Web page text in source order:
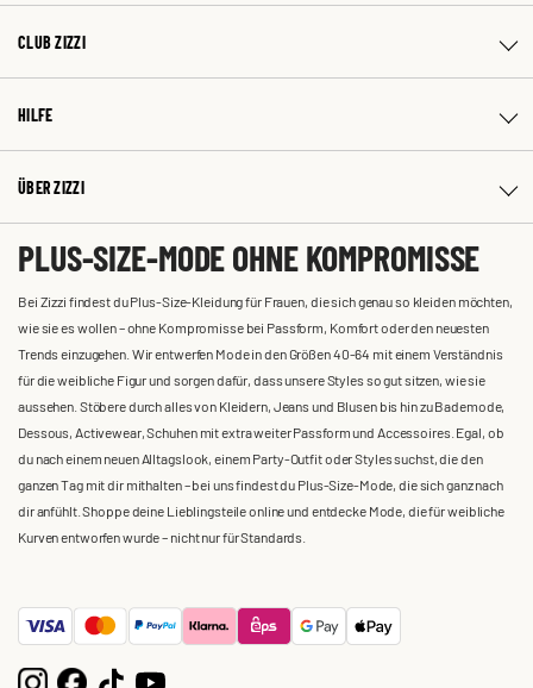
CLUB ZIZZI
HILFE
ÜBER ZIZZI
PLUS-SIZE-MODE OHNE KOMPROMISSE
Bei Zizzi findest du Plus-Size-Kleidung für Frauen, die sich genau so kleiden möchten,
wie sie es wollen – ohne Kompromisse bei Passform, Komfort oder den neuesten
Trends einzugehen. Wir entwerfen Mode in den Größen 40-64 mit einem Verständnis
für die weibliche Figur und sorgen dafür, dass unsere Styles so gut sitzen, wie sie
aussehen. Stöbere durch alles von Kleidern, Jeans und Blusen bis hin zu Bademode,
Dessous, Activewear, Schuhen mit extra weiter Passform und Accessoires. Egal, ob
du nach einem neuen Alltagslook, einem Party-Outfit oder Styles suchst, die den
ganzen Tag mit dir mithalten – bei uns findest du Plus-Size-Mode, die sich ganz nach
dir anfühlt. Shoppe deine Lieblingsteile online und entdecke Mode, die für weibliche
Kurven entworfen wurde – nicht nur für Standards.